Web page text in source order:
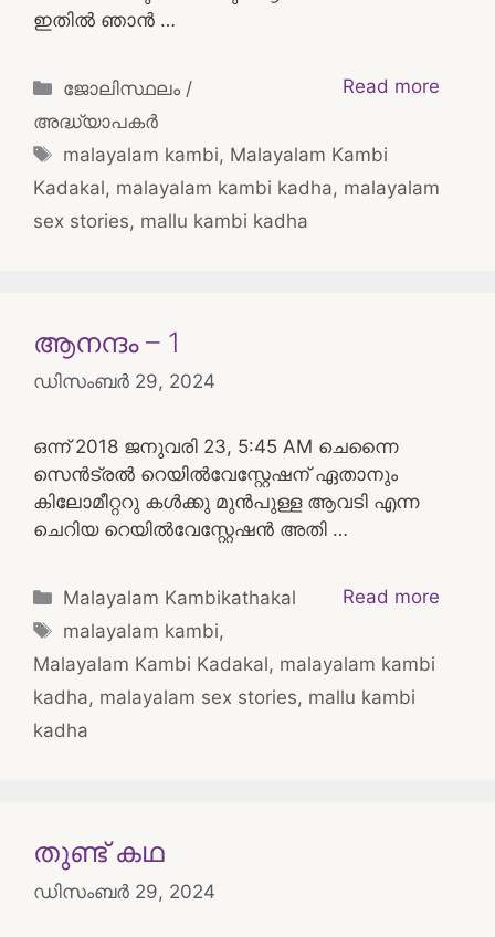
ഇതിൽ ഞാൻ …
Read more
Categories
ജോലിസ്ഥലം /
അദ്ധ്യാപകർ
Tags
malayalam kambi, Malayalam Kambi
Kadakal, malayalam kambi kadha, malayalam
sex stories, mallu kambi kadha
ആനന്ദം – 1
ഡിസംബർ 29, 2024
ഒന്ന് 2018 ജനുവരി 23, 5:45 AM ചെന്നൈ
സെൻട്രൽ റെയിൽവേസ്റ്റേഷന് ഏതാനും
കിലോമീറ്ററു കൾക്കു മുൻപുള്ള ആവടി എന്ന
ചെറിയ റെയിൽവേസ്റ്റേഷൻ അതി …
Read more
Categories
Malayalam Kambikathakal
Tags
malayalam kambi,
Malayalam Kambi Kadakal, malayalam kambi
kadha, malayalam sex stories, mallu kambi
kadha
തുണ്ട് കഥ
ഡിസംബർ 29, 2024